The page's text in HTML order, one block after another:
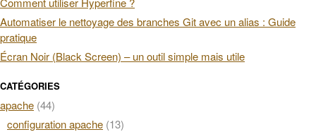
Automatiser le nettoyage des branches Git avec un alias : Guide
pratique
Écran Noir (Black Screen) – un outil simple mais utile
CATÉGORIES
apache (44)
configuration apache (13)